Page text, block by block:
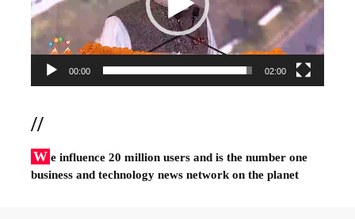
00:00 02:00
//
W e influence 20 million users and is the number one
business and technology news network on the planet